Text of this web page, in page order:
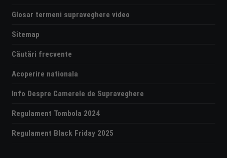
Glosar termeni supraveghere video
Sitemap
Căutări frecvente
Acoperire nationala
Info Despre Camerele de Supraveghere
Regulament Tombola 2024
Regulament Black Friday 2025